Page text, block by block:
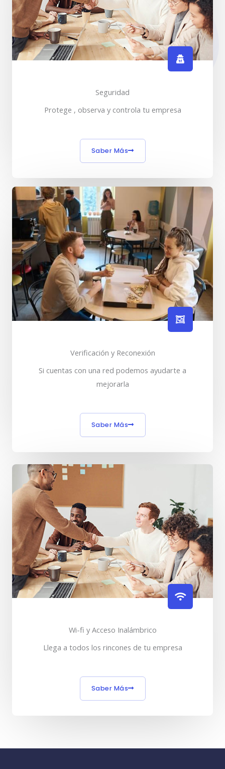
Seguridad
Protege , observa y controla tu empresa
Saber Más
Verificación y Reconexión
Si cuentas con una red podemos ayudarte a
mejorarla
Saber Más
Wi-fi y Acceso Inalámbrico
Llega a todos los rincones de tu empresa
Saber Más